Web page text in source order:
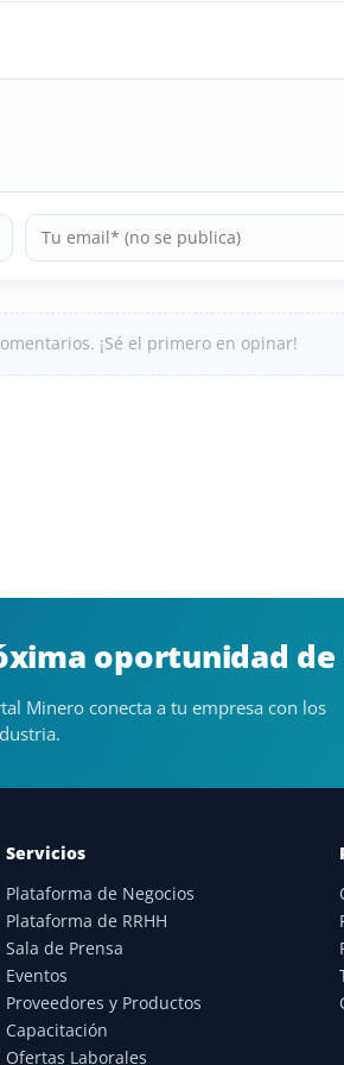
¡Sé el primero en opinar!
oportunidad de
Minero conecta a tu empresa con los
Servicios
Plataforma de Negocios
Plataforma de RRHH
Sala de Prensa
Eventos
Proveedores y Productos
Capacitación
Ofertas Laborales